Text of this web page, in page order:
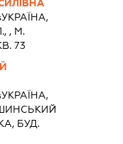
УКРАЇНА,
, М.
73
УКРАЇНА,
БУД.